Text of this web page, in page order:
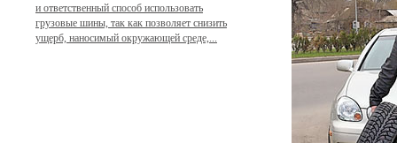
и ответственный способ использовать
грузовые шины, так как позволяет снизить
ущерб, наносимый окружающей среде,...